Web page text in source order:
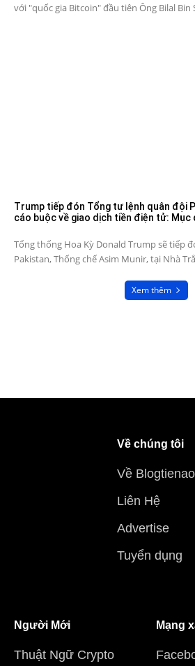
với "quốc gia Bitcoin" đầu tiên Ông Bilal Bin
Trump tiếp đón Tổng tư lệnh quân đội
cáo buộc về giao dịch tiền điện tử: Mục
Tổng thống Hoa Kỳ Donald Trump sẽ tiếp
Pakistan, Thống chế Asim Munir, tại Nhà
Xem thêm
Về chúng tôi
Về Blogtienao
Liên Hệ
Advertise
Tuyển dụng
Người Mới
Thuật Ngữ Crypto
Mạng